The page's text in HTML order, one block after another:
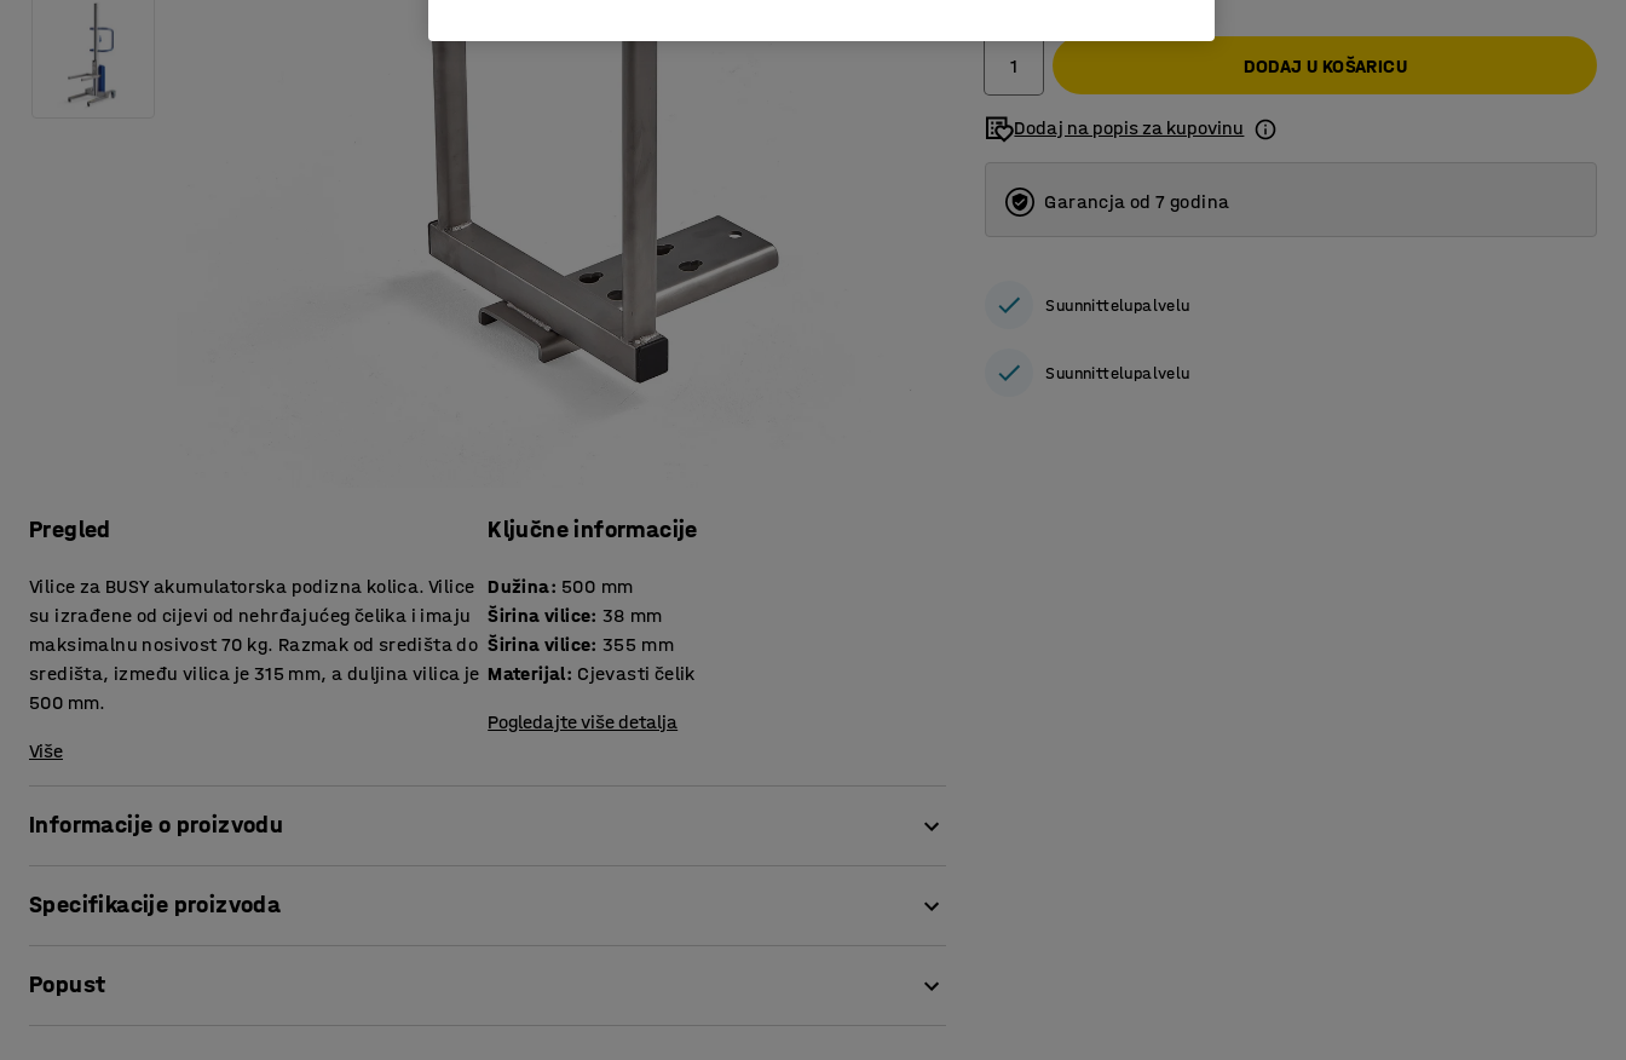
Pregled
Vilice za BUSY akumulatorska podizna kolica. Vilice
su izrađene od cijevi od nehrđajućeg čelika i imaju
maksimalnu nosivost 70 kg. Razmak od središta do
središta, između vilica je 315 mm, a duljina vilica je
500 mm.
Više
Ključne informacije
Dužina: 500 mm
Širina vilice: 38 mm
Širina vilice: 355 mm
Materijal: Cjevasti čelik
Pogledajte više detalja
Informacije o proizvodu
do 70 kg.
Specifikacije proizvoda
Širina vilice
Popust
DODAJ U KOŠARICU
Dodaj na popis za kupovinu
Garancja od 7 godina
Suunnittelupalvelu
Suunnittelupalvelu